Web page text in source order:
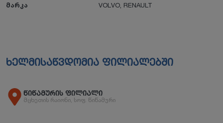
მარკა
VOLVO RENAULT
ხელმისაწვდომია ფილიალებში
წიწამურის ფილიალი
მცხეთის რაიონი, სოფ. წიწამური